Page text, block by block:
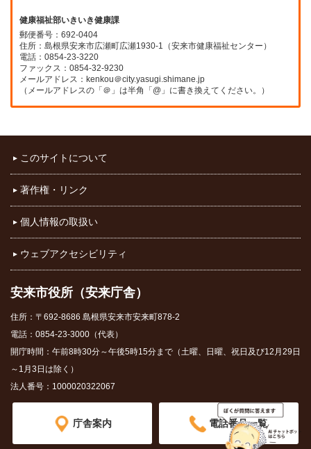
健康福祉部いきいき健康課
郵便番号：692-0404
住所：島根県安来市広瀬町広瀬1930-1（安来市健康福祉センター）
電話：0854-23-3220
ファックス：0854-32-9230
メールアドレス：kenkou＠city.yasugi.shimane.jp
（メールアドレスの「＠」は半角「@」に書き換えてください。）
このサイトについて
著作権・リンク
個人情報の取扱い
ウェブアクセシビリティ
安来市役所（安来庁舎）
住所：〒692-8686 島根県安来市安来町878-2
電話：0854-23-3000（代表）
開庁時間：午前8時30分～午後5時15分まで（土曜、日曜、祝日及び12月29日
～1月3日は除く）
法人番号：1000020322067
庁舎案内 電話番号一覧